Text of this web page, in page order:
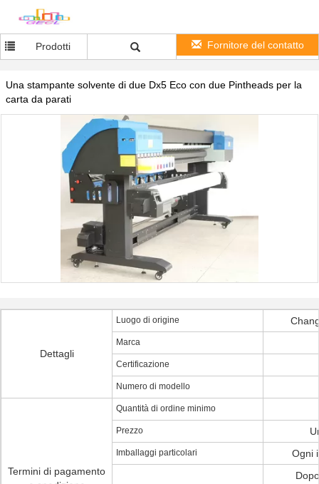
Prodotti Fornitore del contatto
Una stampante solvente di due Dx5 Eco con due Pintheads per la
carta da parati
Dettagli
Luogo di origine
Marca
Certificazione
Numero di modello
Termini di pagamento
Quantità di ordine minimo
Prezzo
Imballaggi particolari Ogni